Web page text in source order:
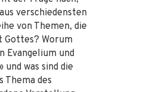
verschiedensten
von Themen, die
Gottes? Worum
Evangelium und
was sind die
Thema des